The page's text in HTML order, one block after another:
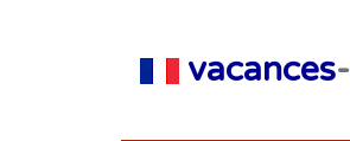
vacances-